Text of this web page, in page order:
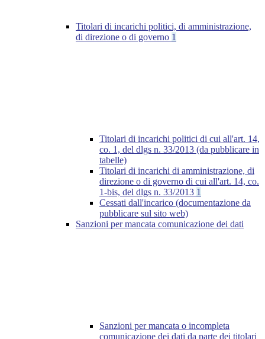
Titolari di incarichi politici, di amministrazione,
di direzione o di governo 1
Titolari di incarichi politici di cui all'art. 14,
co. 1, del dlgs n. 33/2013 (da pubblicare in
tabelle)
Titolari di incarichi di amministrazione, di
direzione o di governo di cui all'art. 14, co.
1-bis, del dlgs n. 33/2013 1
Cessati dall'incarico (documentazione da
pubblicare sul sito web)
Sanzioni per mancata comunicazione dei dati
Sanzioni per mancata o incompleta
comunicazione dei dati da parte dei titolari